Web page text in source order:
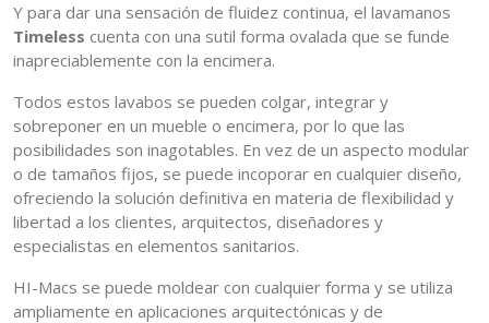
Y para dar una sensación de fluidez continua, el lavamanos
Timeless cuenta con una sutil forma ovalada que se funde
inapreciablemente con la encimera.
Todos estos lavabos se pueden colgar, integrar y
sobreponer en un mueble o encimera, por lo que las
posibilidades son inagotables. En vez de un aspecto modular
o de tamaños fijos, se puede incoporar en cualquier diseño,
ofreciendo la solución definitiva en materia de flexibilidad y
libertad a los clientes, arquitectos, diseñadores y
especialistas en elementos sanitarios.
HI-Macs se puede moldear con cualquier forma y se utiliza
ampliamente en aplicaciones arquitectónicas y de